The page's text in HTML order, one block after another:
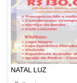
NATAL LUZ